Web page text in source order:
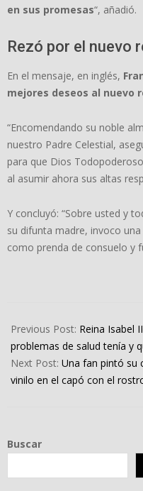
en sus promesas“, añadió.
Rezó por el nuevo
En el mensaje, en inglés,
mejores deseos al nuevo
“Encomendando su noble
nuestro Padre Celestial,
para que Dios
al asumir ahora sus altas
Y concluyó: “Sobre usted y
su difunta madre, invoco
como prenda de consuelo y
09-
08
Previous Post: Reina Isabel
problemas de salud tenía y
Next Post: Una fan pintó su
vinilo en el capó con el
Buscar